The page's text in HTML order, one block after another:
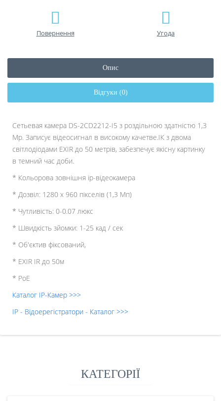
Повернення Угода
Опис
Відгуки (0)
Сетьевая камера DS-2CD2212-I5 з роздільною здатністю 1,3
Mp. Записує відеосигнал в високому качетве.ІК з двома
світлодіодами EXIR до 50 метрів, забезпечує якісну картинку
в темний час доби.
* Кольорова зовнішня ip-відеокамера
* Дозвіл: 1280 x 960 пікселів (1,3 Мп)
* Чутливість: 0-0.07 люкс
* Швидкість зйомки: 1-25 кад / сек
* Об'єктив фіксований,
* EXIR IR до 50м
* PoE
Каталог IP-Камер >>>
IP - Відоерегістратори - Каталог >>>
КАТЕГОРІЇ